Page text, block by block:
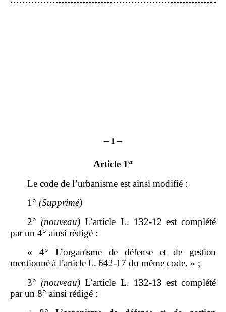
– 1 –
Article 1 er
Le code de l’urbanisme est ainsi modifié :
1° (Supprimé)
2°(nouveau) L’article L. 132‑12 est complété
par un 4° ainsi rédigé :
«
4°
L’organisme de défense et de gestion
mentionné à l’article L. 642‑17 du même code. » ;
3°(nouveau) L’article L. 132‑13 est complété
par un 8° ainsi rédigé :